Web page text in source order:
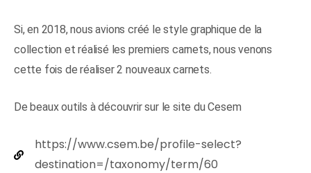
Si, en 2018, nous avions créé le style graphique de la
collection et réalisé les premiers carnets, nous venons
cette fois de réaliser 2 nouveaux carnets.
De beaux outils à découvrir sur le site duCesem
https://www.csem.be/profile-select?
destination=/taxonomy/term/60